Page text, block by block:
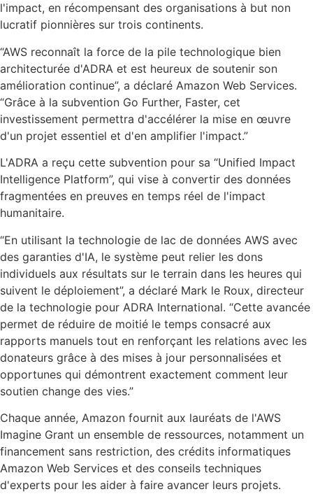
l'impact, en récompensant des organisations à but non
lucratif pionnières sur trois continents.
“AWS reconnaît la force de la pile technologique bien
architecturée d'ADRA et est heureux de soutenir son
amélioration continue”, a déclaré Amazon Web Services.
“Grâce à la subvention Go Further, Faster, cet
investissement permettra d'accélérer la mise en œuvre
d'un projet essentiel et d'en amplifier l'impact.”
L'ADRA a reçu cette subvention pour sa “Unified Impact
Intelligence Platform”, qui vise à convertir des données
fragmentées en preuves en temps réel de l'impact
humanitaire.
“En utilisant la technologie de lac de données AWS avec
des garanties d'IA, le système peut relier les dons
individuels aux résultats sur le terrain dans les heures qui
suivent le déploiement”, a déclaré Mark le Roux, directeur
de la technologie pour ADRA International. “Cette avancée
permet de réduire de moitié le temps consacré aux
rapports manuels tout en renforçant les relations avec les
donateurs grâce à des mises à jour personnalisées et
opportunes qui démontrent exactement comment leur
soutien change des vies.”
Chaque année, Amazon fournit aux lauréats de l'AWS
Imagine Grant un ensemble de ressources, notamment un
financement sans restriction, des crédits informatiques
Amazon Web Services et des conseils techniques
d'experts pour les aider à faire avancer leurs projets.